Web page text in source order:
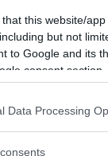
that this website/
but not
to Google and its
consent section.
Data Processing